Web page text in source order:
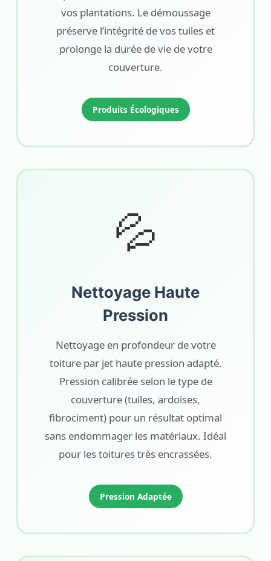
vos plantations. Le démoussage
préserve l’intégrité de vos tuiles et
prolonge la durée de vie de votre
couverture.
Produits Écologiques
💦
Nettoyage Haute
Pression
Nettoyage en profondeur de votre
toiture par jet haute pression adapté.
Pression calibrée selon le type de
couverture (tuiles, ardoises,
fibrociment) pour un résultat optimal
sans endommager les matériaux. Idéal
pour les toitures très encrassées.
Pression Adaptée